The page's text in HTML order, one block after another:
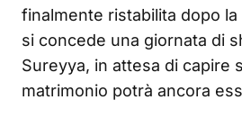
finalmente ristabilita dopo la
si concede una giornata di
Sureyya, in attesa di capire
matrimonio potrà ancora